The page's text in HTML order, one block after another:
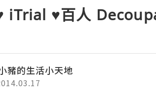
iTrial ♥百人
豬的生活小天地